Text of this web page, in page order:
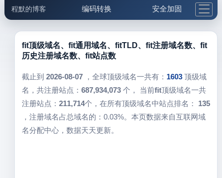
程默的博客 编码转换 安全加固
邮件工具 生活便民 更多工具
5.1支付宝大红包
fit顶级域名、fit通用域名、fitTLD、fit注册域名数、fit
历史注册域名数、fit站点数
截止到 2026-08-07，全球顶级域名一共有： 1603 顶级域
名，共注册站点： 687,934,073 个， 当前fit顶级域名一共
注册站点： 211,714个，在所有顶级域名中站点排名： 135
，注册域名占总域名的：0.03%。本页数据来自互联网域
名分配中心，数据天天更新。